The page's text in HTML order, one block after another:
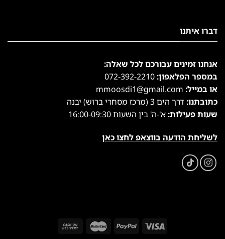
דברו איתנו
אנחנו זמינים עבורכם לכל שאלה:
במספר הפלאפון:072-392-2210
או במייל: mmoosdi1@gmail.com
כתובתנו: דרך הים 3 (מרכז מסחרי ברוש) יבנה
שעות פעילות:א'-ה' בין השעות 16:00-09:30
לשליחת הודעה בווצאפ לחצו כאן